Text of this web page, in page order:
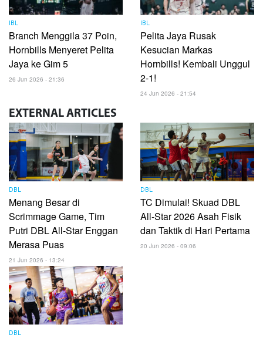
IBL
Branch Menggila 37 Poin,
Hornbills Menyeret Pelita
Jaya ke Gim 5
26 Jun 2026 - 21:36
IBL
Pelita Jaya Rusak
Kesucian Markas
Hornbills! Kembali Unggul
2-1!
24 Jun 2026 - 21:54
EXTERNAL ARTICLES
DBL
Menang Besar di
Scrimmage Game, Tim
Putri DBL All-Star Enggan
Merasa Puas
21 Jun 2026 - 13:24
DBL
TC Dimulai! Skuad DBL
All-Star 2026 Asah Fisik
dan Taktik di Hari Pertama
20 Jun 2026 - 09:06
DBL